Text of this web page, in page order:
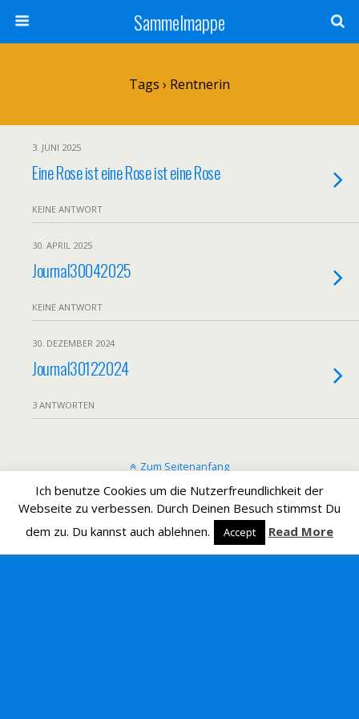
Sammelmappe
Tags › Rentnerin
3. JUNI 2025
Eine Rose ist eine Rose ist eine Rose
KEINE ANTWORT
30. APRIL 2025
Journal30042025
KEINE ANTWORT
30. DEZEMBER 2024
Journal30122024
3 ANTWORTEN
Zum Seitenanfang
Mobil Desktop
Ich benutze Cookies um die Nutzerfreundlichkeit der
Webseite zu verbessen. Durch Deinen Besuch stimmst Du
dem zu. Du kannst auch ablehnen.
Accept Read More